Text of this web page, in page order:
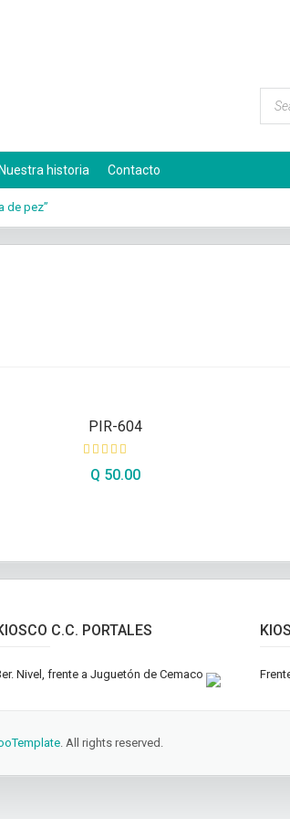
Nuestra historia Contacto
de pez”
PIR-604
Q 50.00
C.C. PORTALES
Nivel, frente a Juguetón de Cemaco
. All rights reserved.